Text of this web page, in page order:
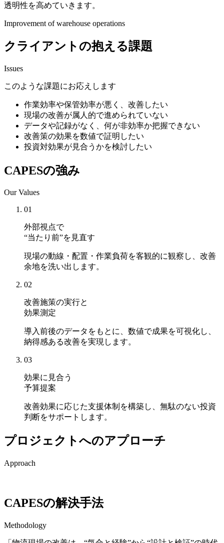
透明性を高めていきます。
Improvement of warehouse operations
クライアントの抱える課題
Issues
このような課題にお応えします
作業効率や保管効率が悪く、改善したい
現場の改善が属人的で進められていない
データや記録がなく、何が非効率か把握できない
改善策の効果を数値で証明したい
投資対効果が見合うかを検討したい
CAPESの強み
Our Values
01
外部視点で
“当たり前”を見直す
現場の動線・配置・作業負荷を客観的に観察し、改善
余地を洗い出します。
02
改善施策の実行と
効果測定
導入前後のデータをもとに、数値で成果を可視化し、
納得感ある改善を実現します。
03
効果に見合う
予算提案
改善効果に応じた支援体制を構築し、無駄のない投資
判断をサポートします。
プロジェクトへのアプローチ
Approach
CAPESの解決手法
Methodology